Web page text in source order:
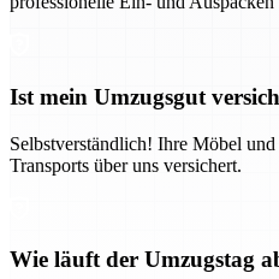
Ist mein Umzugsgut
Selbstverständlich! Ihre Möbel
Transports über uns versichert.
Wie läuft der Umzugstag